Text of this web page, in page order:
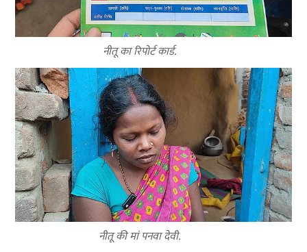
नीतू का रिपोर्ट कार्ड.
नीतू की मां पनवा देवी.